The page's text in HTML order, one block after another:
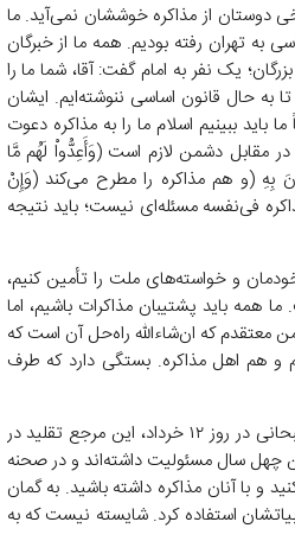
دوستان از مذاکره خوششان نمی‌آید. ما
به تهران رفته بودیم. همه ما از خبرگان
یک نفر به امام گفت: آقا، شما ما را
به حال قانون اساسی ننوشته‌ایم. ایشان
باید ببینیم اسلام ما را به مذاکره دعوت
مقابل دشمن لازم است (وَأَعِدُّواْ لَهُم مَّا
هم مذاکره را مطرح می‌کند (وَإِنْ
فی‌نفسه مسئله‌ای نیست؛ باید نتیجه
و خواسته‌های ملت را تأمین کنیم،
همه باید پشتیبان مذاکرات باشیم، اما
معتقدم که ان‌شاءالله راه‌حل آن است که
هم اهل مذاکره. بستگی دارد که طرف
به گزارش ایسنا و به نقل از دفتر اطلاع‌رسانی آیت‌الله سبحانی در روز ۱۲ خرداد، این مرجع تقلید در
چهل سال مسئولیت داشته‌اند و در صحنه
و با آنان مذاکره داشته باشید. به گمان
استفاده کرد. شایسته نیست که به